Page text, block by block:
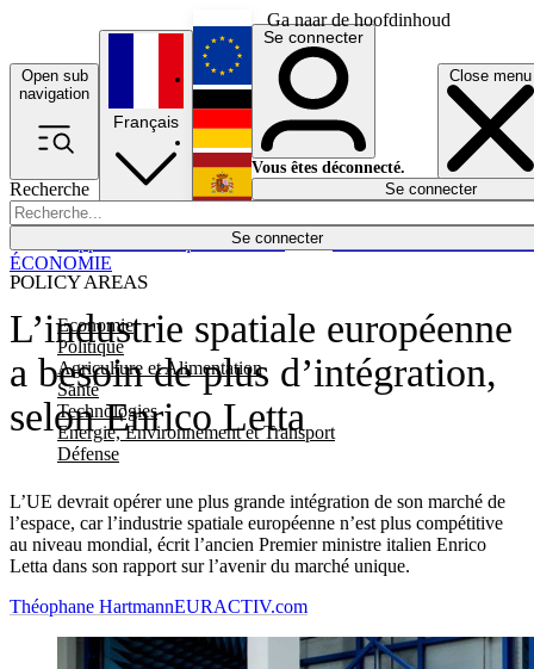
Ga naar de hoofdinhoud
Open sub
navigation
Close menu
Recherche
Se connecter
POLICY AREAS
Economie
Politique
Agriculture et Alimentation
Santé
Technologies
Energie, Environnement et Transport
Défense
Économie
Français
English
Deutsch
Español
Se connecter
Vous êtes déconnecté.
Se connecter
L’industrie spatiale européenne
a besoin de plus d’intégration,
selon Enrico Letta
L’UE devrait opérer une plus grande intégration de son marché de
l’espace, car l’industrie spatiale européenne n’est plus compétitive
au niveau mondial, écrit l’ancien Premier ministre italien Enrico
Letta dans son rapport sur l’avenir du marché unique.
ÉCONOMIE
Théophane HartmannEURACTIV.com